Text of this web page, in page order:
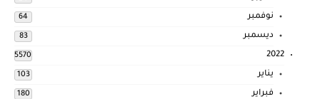
نوفمبر 64
ديسمبر 83
2022
5570
يناير 103
فبراير 180